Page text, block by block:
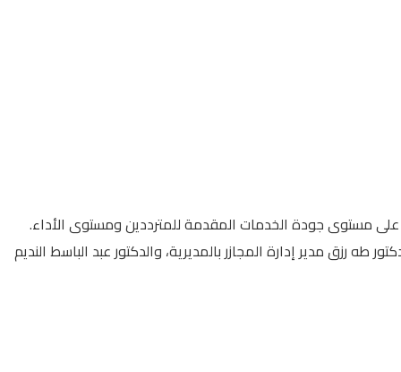
على مستوى جودة الخدمات المقدمة للمترددين ومستوى الأداء.
رزق مدير إدارة المجازر بالمديرية، والدكتور عبد الباسط النديم